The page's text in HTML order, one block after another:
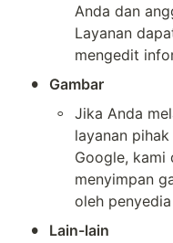
Anda dan
Layanan
mengedit
• Gambar
◦
Jika Anda
layanan
Google, kami
menyimpan
oleh
• Lain-lain